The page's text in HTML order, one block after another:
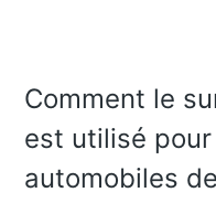
Comment le
est utilisé
automobiles